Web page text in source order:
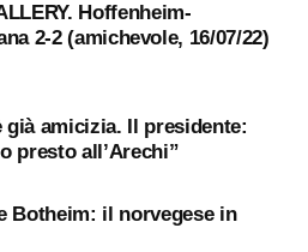
Hoffenheim-
2-2 (amichevole, 16/07/22)
già amicizia. Il presidente:
presto all’Arechi”
Botheim: il norvegese in